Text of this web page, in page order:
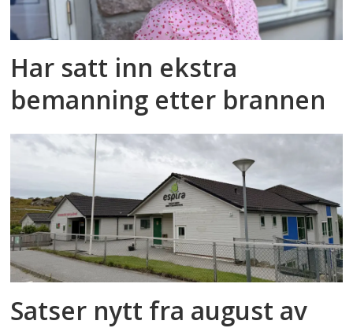
Har satt inn ekstra
bemanning etter brannen
Satser nytt fra august av